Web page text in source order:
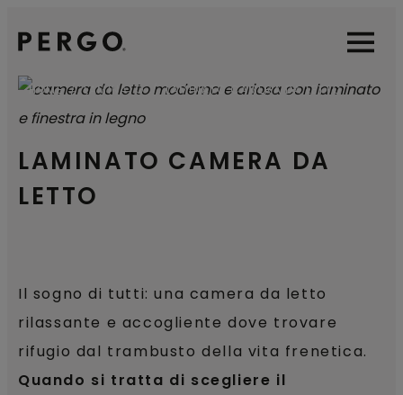
OpenOpen
LAMINATO CAMERA DA
LETTO
HOME LAMINATO LAMINATO CAMERA DA LETTO
Il sogno di tutti: una camera da letto
rilassante e accogliente dove trovare
rifugio dal trambusto della vita frenetica.
Quando si tratta di scegliere il